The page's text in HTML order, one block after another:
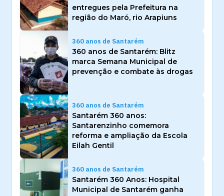
entregues pela Prefeitura na
região do Maró, rio Arapiuns
360 anos de Santarém
360 anos de Santarém: Blitz
marca Semana Municipal de
prevenção e combate às drogas
360 anos de Santarém
Santarém 360 anos:
Santarenzinho comemora
reforma e ampliação da Escola
Eilah Gentil
360 anos de Santarém
Santarém 360 Anos: Hospital
Municipal de Santarém ganha